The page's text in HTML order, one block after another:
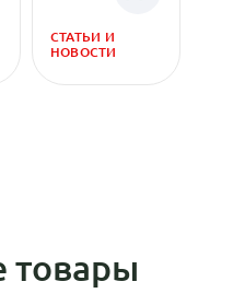
СТАТЬИ И
НОВОСТИ
товары